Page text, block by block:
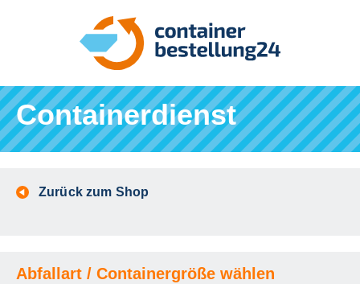
Containerdienst
Zurück zum Shop
Abfallart / Containergröße wählen